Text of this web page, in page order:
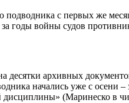
с первых же
войны судов
архивных
начались уже с осени
(Маринеско в